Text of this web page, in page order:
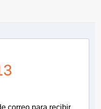
correo para recibir